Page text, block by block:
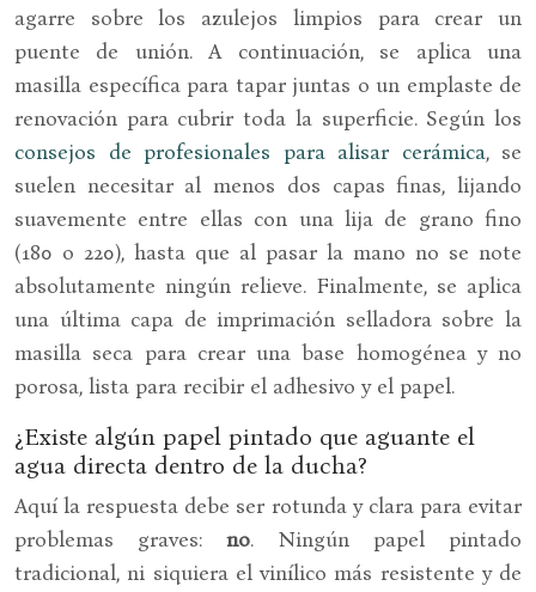
agarre sobre los azulejos limpios para crear un
puente de unión. A continuación, se aplica una
masilla específica para tapar juntas o un emplaste de
renovación para cubrir toda la superficie. Según los
consejos de profesionales para alisar cerámica, se
suelen necesitar al menos dos capas finas, lijando
suavemente entre ellas con una lija de grano fino
(180 o 220), hasta que al pasar la mano no se note
absolutamente ningún relieve. Finalmente, se aplica
una última capa de imprimación selladora sobre la
masilla seca para crear una base homogénea y no
porosa, lista para recibir el adhesivo y el papel.
¿Existe algún papel pintado que aguante el
agua directa dentro de la ducha?
Aquí la respuesta debe ser rotunda y clara para evitar
problemas graves:no. Ningún papel pintado
tradicional, ni siquiera el vinílico más resistente y de